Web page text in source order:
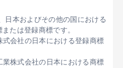
日本およびその他の国における
たは登録商標です。
会社の日本における登録商標
株式会社の日本における商標